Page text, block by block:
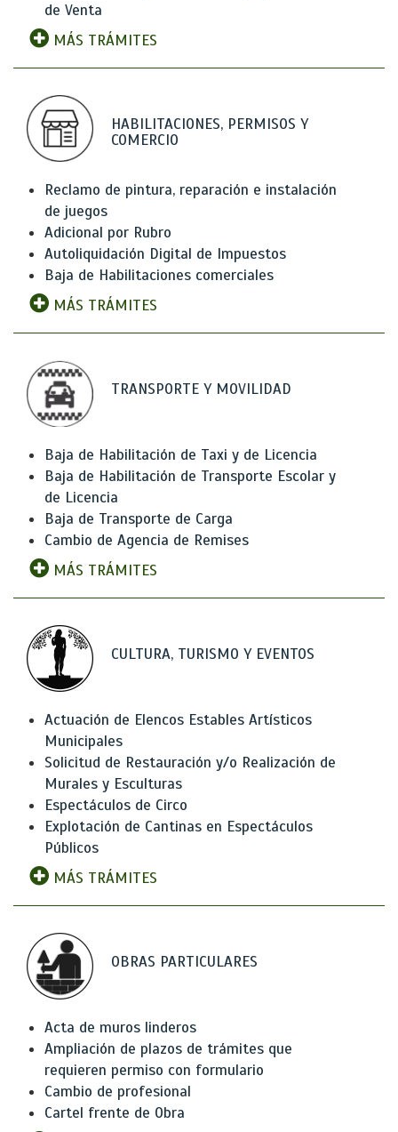
de Venta
MÁS TRÁMITES
HABILITACIONES, PERMISOS Y
COMERCIO
Reclamo de pintura, reparación e instalación
de juegos
Adicional por Rubro
Autoliquidación Digital de Impuestos
Baja de Habilitaciones comerciales
MÁS TRÁMITES
TRANSPORTE Y MOVILIDAD
Baja de Habilitación de Taxi y de Licencia
Baja de Habilitación de Transporte Escolar y
de Licencia
Baja de Transporte de Carga
Cambio de Agencia de Remises
MÁS TRÁMITES
CULTURA, TURISMO Y EVENTOS
Actuación de Elencos Estables Artísticos
Municipales
Solicitud de Restauración y/o Realización de
Murales y Esculturas
Espectáculos de Circo
Explotación de Cantinas en Espectáculos
Públicos
MÁS TRÁMITES
OBRAS PARTICULARES
Acta de muros linderos
Ampliación de plazos de trámites que
requieren permiso con formulario
Cambio de profesional
Cartel frente de Obra